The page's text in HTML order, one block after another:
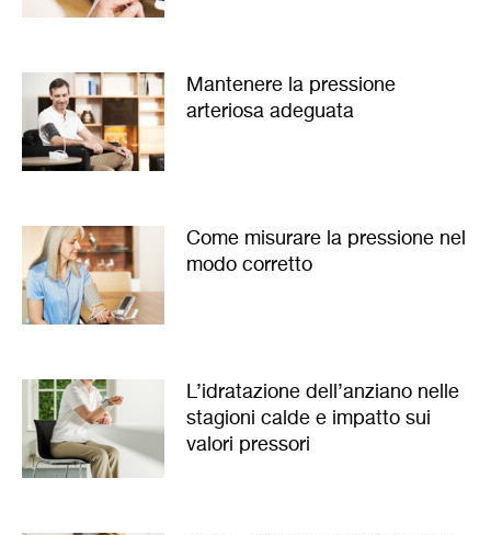
Mantenere la pressione
arteriosa adeguata
Come misurare la pressione nel
modo corretto
L’idratazione dell’anziano nelle
stagioni calde e impatto sui
valori pressori